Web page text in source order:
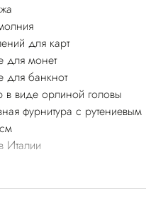
для карт
для монет
для банкнот
в виде орлиной головы
фурнитура с
Италии